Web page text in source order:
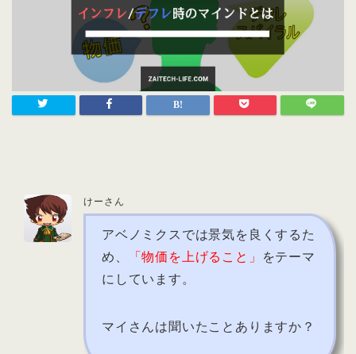
けーさん
アベノミクスでは景気を良くするた
め、
「物価を上げること」
をテーマ
にしています。
マイさんは聞いたことありますか？